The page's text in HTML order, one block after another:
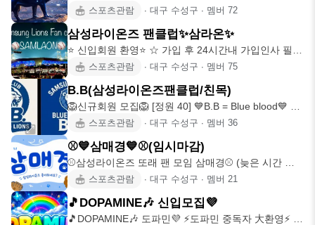
(공지스포츠관람 ∙ 대구 수성구 ∙ 멤버 72
삼성라이온즈 팬클럽✨️삼라온✨️
⭐️ 신입회원 환영⭐️ ☆ 가입 후 24시간내 가입인사 필수
작성 ☆ 가입 후 공지사항 꼭
스포츠관람 ∙ 대구 수성구 ∙ 멤버 75
B.B(삼성라이온즈팬클럽/친목)
🦁신규회원 모집🦁 [정원 40] 💙B.B = Blue blood💙 ㄴ
문의는 D스포츠관람 ∙ 대구 수성구 ∙ 멤버 36
⚾💙️삼매경💙⚾️(임시마감)
⚾️삼성라이온즈 또래 팬 모임 삼매경⚾️ (늦은 시간 가
입 자제 부탁드려요) Since
스포츠관람 ∙ 대구 수성구 ∙ 멤버 21
🎵DOPAMINE🎶 신입모집💜
🎵DOPAMINE🎶 도파민💜 ⚡️도파민 중독자 大환영⚡️ ⚡️